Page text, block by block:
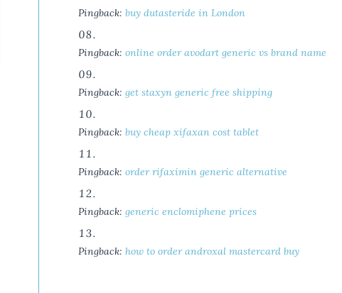
Pingback: buy dutasteride in London
Pingback: online order avodart generic vs brand name
Pingback: get staxyn generic free shipping
Pingback: buy cheap xifaxan cost tablet
Pingback: order rifaximin generic alternative
Pingback: generic enclomiphene prices
Pingback: how to order androxal mastercard buy